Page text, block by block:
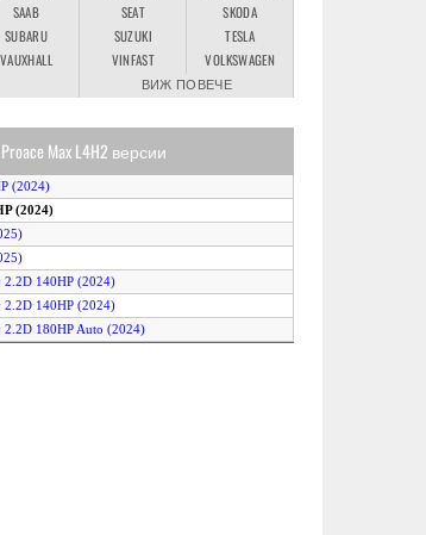
SAAB SEAT
SKODA
SUBARU SUZUKI
TESLA
VAUXHALL VINFAST
VOLKSWAGEN
ВИЖ ПОВЕЧЕ
Proace Max L4H2 версии
(2024)
(2024)
2.2D 140HP (2024)
2.2D 140HP (2024)
2.2D 180HP Auto (2024)